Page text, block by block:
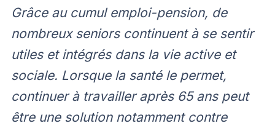
Grâce au cumul emploi-pension, de
nombreux seniors continuent à se sentir
utiles et intégrés dans la vie active et
sociale. Lorsque la santé le permet,
continuer à travailler après 65 ans peut
être une solution notamment contre